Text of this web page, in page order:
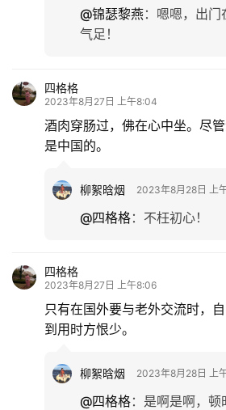
@锦瑟黎燕： 嗯嗯，出门
气足！
四格格
2023年8月27日 上午8:04
酒肉穿肠过，佛在心中坐。尽
是中国的。
柳絮晗烟 2023年8月28日 上
@四格格： 不枉初心！
四格格
2023年8月27日 上午8:06
只有在国外要与老外交流时，
到用时方恨少。
柳絮晗烟 2023年8月28日 上
@四格格： 是啊是啊，顿